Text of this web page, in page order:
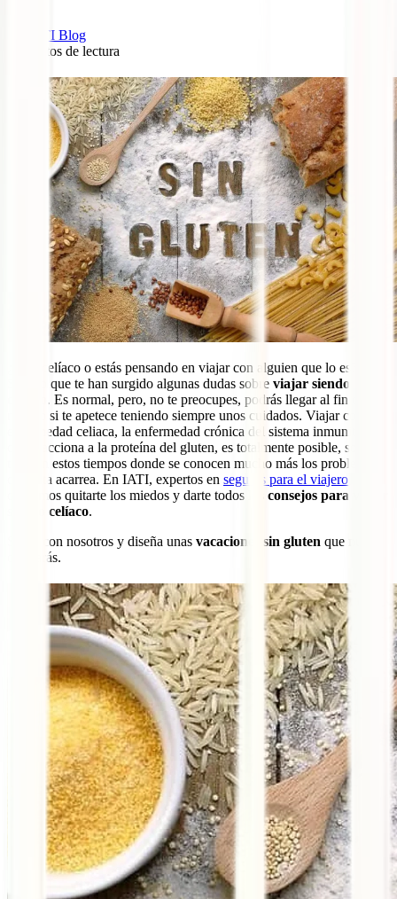
IATI Blog
minutos de lectura
¿Eres celíaco o estás pensando en viajar con alguien que lo es?
Seguro que te han surgido algunas dudas sobre viajar siendo
. Es normal, pero, no te preocupes, podrás llegar al fin del
mundo si te apetece teniendo siempre unos cuidados. Viajar con la
enfermedad celiaca, la enfermedad crónica del sistema inmunitario
que reacciona a la proteína del gluten, es totalmente posible, sobre
todo en estos tiempos donde se conocen mucho más los problemas
que esta acarrea. En IATI, expertos en seguros para el viajero
queremos quitarte los miedos y darte todos los consejos para viajar
siendo celíaco.
Sigue con nosotros y diseña unas vacaciones sin gluten que nunca
olvidarás.